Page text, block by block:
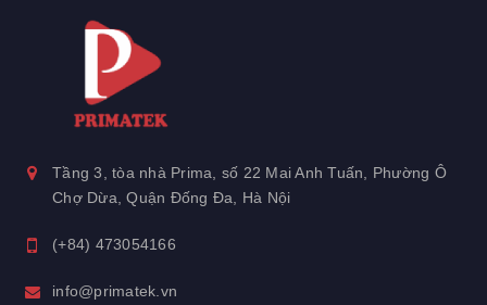
Tầng 3, tòa nhà Prima, số 22 Mai Anh Tuấn, Phường Ô
Chợ Dừa, Quận Đống Đa, Hà Nội
(+84) 473054166
info@primatek.vn